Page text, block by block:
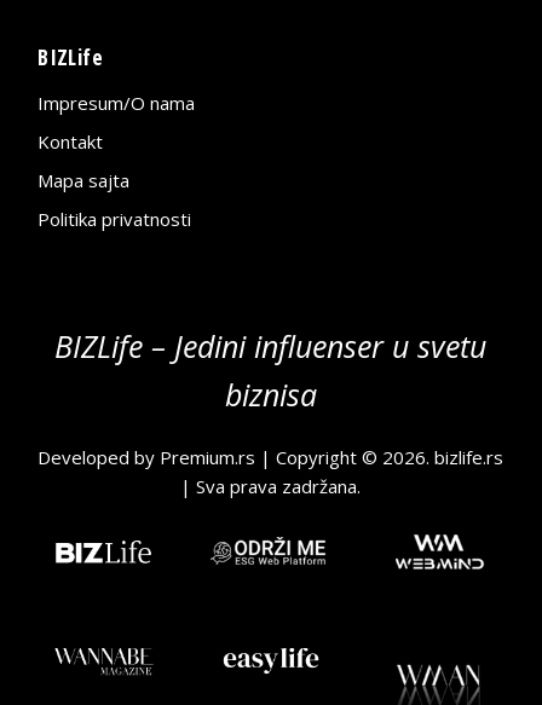
BIZLife
Impresum/O nama
Kontakt
Mapa sajta
Politika privatnosti
BIZLife – Jedini influenser u svetu
biznisa
Developed by Premium.rs | Copyright © 2026.bizlife.rs
| Sva prava zadržana.